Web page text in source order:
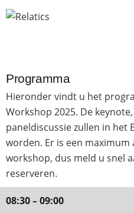
Programma
Hieronder vindt u het
Workshop 2025. De
paneldiscussie zullen in het
worden. Er is een
workshop, dus meld u snel
reserveren.
08:30 – 09:00